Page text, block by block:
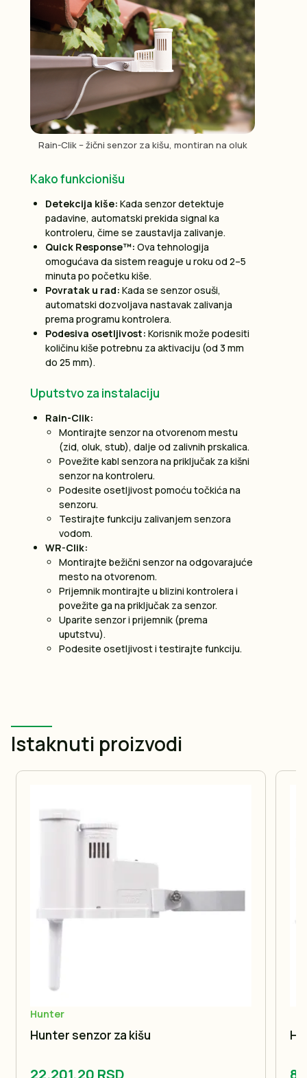
Rain-Clik – žični senzor za kišu, montiran na oluk
Kako funkcionišu
Detekcija kiše: Kada senzor detektuje
padavine, automatski prekida signal ka
kontroleru, čime se zaustavlja zalivanje.
Quick Response™: Ova tehnologija
omogućava da sistem reaguje u roku od 2–5
minuta po početku kiše.
Povratak u rad: Kada se senzor osuši,
automatski dozvoljava nastavak zalivanja
prema programu kontrolera.
Podesiva osetljivost: Korisnik može podesiti
količinu kiše potrebnu za aktivaciju (od 3 mm
do 25 mm).
Uputstvo za instalaciju
Rain-Clik:
Montirajte senzor na otvorenom mestu
(zid, oluk, stub), dalje od zalivnih prskalica.
Povežite kabl senzora na priključak za kišni
senzor na kontroleru.
Podesite osetljivost pomoću točkića na
senzoru.
Testirajte funkciju zalivanjem senzora
vodom.
WR-Clik:
Montirajte bežični senzor na odgovarajuće
mesto na otvorenom.
Prijemnik montirajte u blizini kontrolera i
povežite ga na priključak za senzor.
Uparite senzor i prijemnik (prema
uputstvu).
Podesite osetljivost i testirajte funkciju.
Istaknuti proizvodi
Hunter
Hunter senzor za kišu